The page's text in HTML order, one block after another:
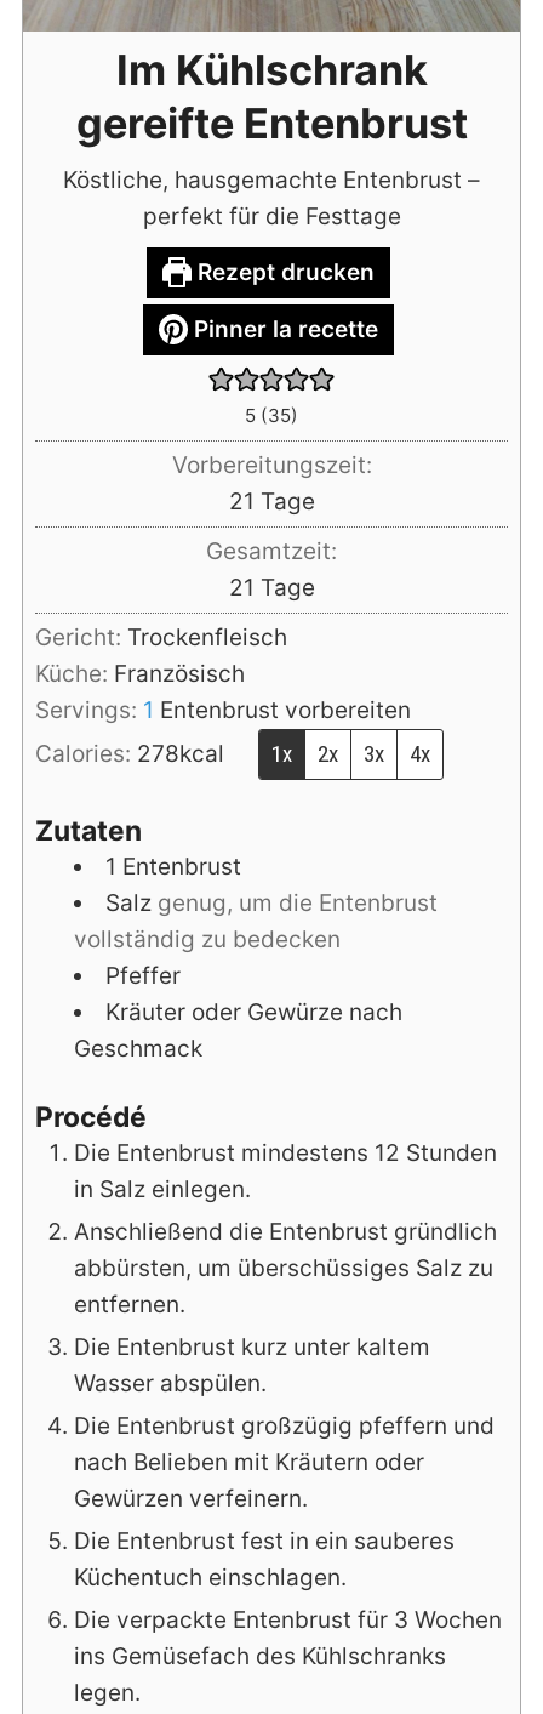
Im Kühlschrank
gereifte Entenbrust
Köstliche, hausgemachte Entenbrust –
perfekt für die Festtage
Rezept drucken
Pinner la recette
5 (35)
Vorbereitungszeit:
21 Tage
Tage
Gesamtzeit:
21 Tage
Tage
Gericht: Trockenfleisch
Küche: Französisch
Servings: 1 Entenbrust vorbereiten
Calories: 278kcal 1x 2x 3x 4x
Zutaten
1 Entenbrust
Salz genug, um die Entenbrust
vollständig zu bedecken
Pfeffer
Kräuter oder Gewürze nach
Geschmack
Procédé
Die Entenbrust mindestens 12 Stunden
in Salz einlegen.
Anschließend die Entenbrust gründlich
abbürsten, um überschüssiges Salz zu
entfernen.
Die Entenbrust kurz unter kaltem
Wasser abspülen.
Die Entenbrust großzügig pfeffern und
nach Belieben mit Kräutern oder
Gewürzen verfeinern.
Die Entenbrust fest in ein sauberes
Küchentuch einschlagen.
Die verpackte Entenbrust für 3 Wochen
ins Gemüsefach des Kühlschranks
legen.